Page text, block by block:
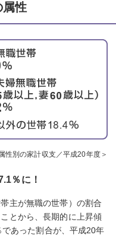
属性
性別の家計収支／平成20年度＞
％に！
主が無職の世帯）の割合
とから、長期的に上昇傾
あった割合が、平成20年